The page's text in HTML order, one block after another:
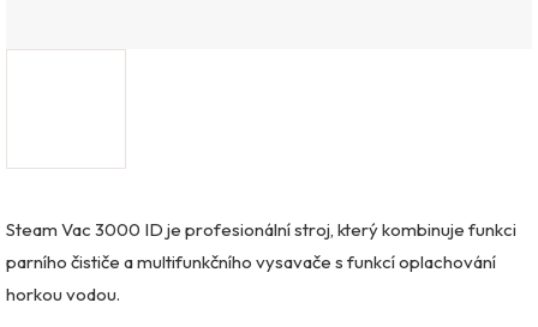
Steam Vac 3000 ID je profesionální stroj, který kombinuje funkci
parního čističe a multifunkčního vysavače s funkcí oplachování
horkou vodou.